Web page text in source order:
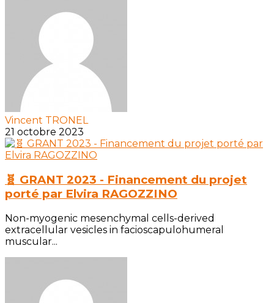
Vincent TRONEL
21 octobre 2023
🧬 GRANT 2023 - Financement du projet
porté par Elvira RAGOZZINO
Non-myogenic mesenchymal cells-derived
extracellular vesicles in facioscapulohumeral
muscular...